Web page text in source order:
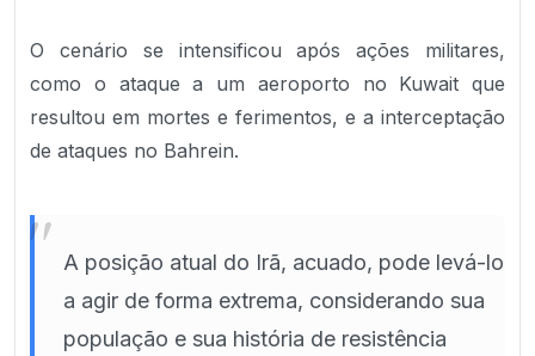
O cenário se intensificou após ações militares,
como o ataque a um aeroporto no Kuwait que
resultou em mortes e ferimentos, e a interceptação
de ataques no Bahrein.
" A posição atual do Irã, acuado, pode levá-lo
a agir de forma extrema, considerando sua
população e sua história de resistência